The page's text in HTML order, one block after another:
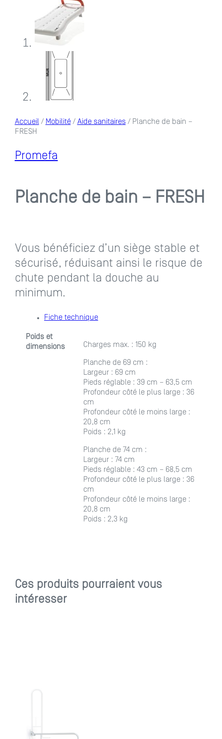
Accueil / Mobilité/ Aide sanitaires / Planche de bain –
FRESH
Promefa
Planche de bain – FRESH
Vous bénéficiez d’un siège stable et
sécurisé, réduisant ainsi le risque de
chute pendant la douche au
minimum.
Fiche technique
Poids et
dimensions
Charges max. : 150 kg
Planche de 69 cm :
Largeur : 69 cm
Pieds réglable : 39 cm – 63,5 cm
Profondeur côté le plus large : 36
cm
Profondeur côté le moins large :
20,8 cm
Poids : 2,1 kg
Planche de 74 cm :
Largeur : 74 cm
Pieds réglable : 43 cm – 68,5 cm
Profondeur côté le plus large : 36
cm
Profondeur côté le moins large :
20,8 cm
Poids : 2,3 kg
Ces produits pourraient vous
intéresser